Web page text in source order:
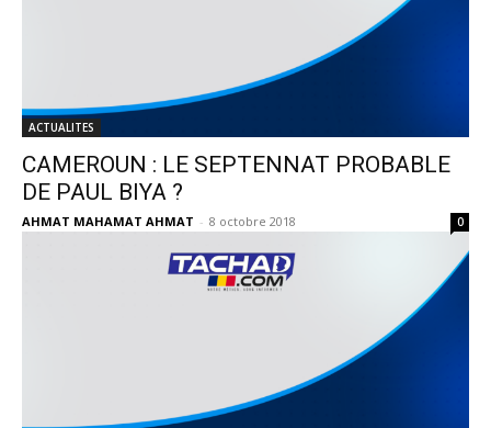
ACTUALITES
CAMEROUN : LE SEPTENNAT PROBABLE
DE PAUL BIYA ?
AHMAT MAHAMAT AHMAT - 8 octobre 2018 0